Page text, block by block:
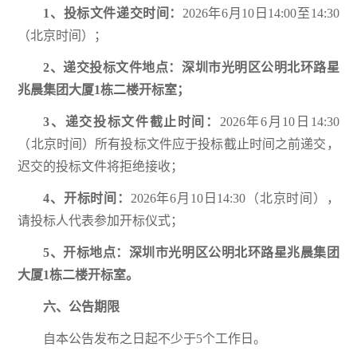
1、 投标文件递交时间： 2026年6月10日14:00至14:30
（北京时间）；
2、递交投标文件地点： 深圳市光明区公明北环路星
兆晨集团大厦1栋二楼开标室；
3、递交投标文件截止时间： 2026年6月10日14:30
（北京时间）所有投标文件应于投标截止时间之前递交，
迟交的投标文件将拒绝接收；
4、开标时间： 2026年6月10日14:30（北京时间），
请投标人代表参加开标仪式；
5、开标地点： 深圳市光明区公明北环路星兆晨集团
大厦1栋二楼开标室。
六、公告期限
自本公告发布之日起不少于5个工作日。